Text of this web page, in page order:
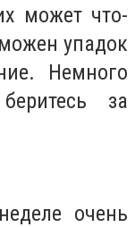
может что-
упадок
Немного
за
очень